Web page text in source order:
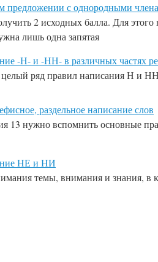
предложении с однородными
2 исходных балла. Для
лишь одна запятая
-Н- и -НН- в различных частях
целый ряд правил написания Н и
раздельное написание слов
13 нужно вспомнить основные
НЕ и НИ
темы, внимания и знания,